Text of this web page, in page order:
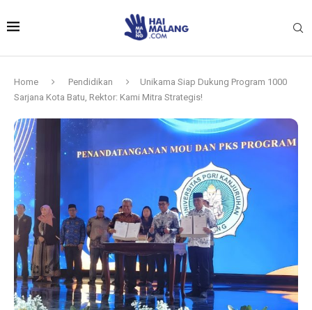
Home Pendidikan
Unikama Siap Dukung Program 1000
Sarjana Kota Batu, Rektor: Kami Mitra Strategis!